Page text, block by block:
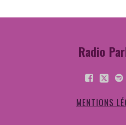
Radio
MENTIONS